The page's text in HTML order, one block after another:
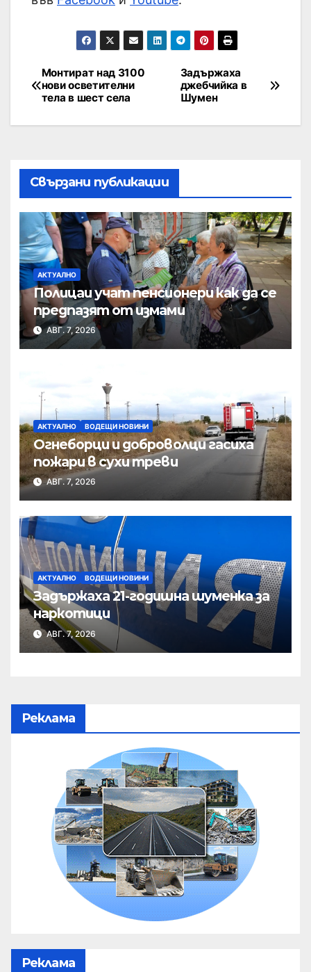
Задържаха
джебчийка в
Шумен
Монтират над 3100
нови осветителни
тела в шест села
Свързани публикации
АКТУАЛНО
Полицаи учат пенсионери как да се
предпазят от измами
АВГ. 7, 2026
АКТУАЛНО ВОДЕЩИ НОВИНИ
Огнеборци и доброволци гасиха
пожари в сухи треви
АВГ. 7, 2026
АКТУАЛНО ВОДЕЩИ НОВИНИ
Задържаха 21-годишна шуменка за
наркотици
АВГ. 7, 2026
Реклама
Реклама